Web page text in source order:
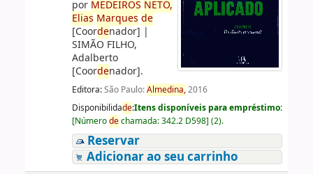
por MEDEIROS NETO,
Elias Marques de
[Coordenador] |
SIMÃO FILHO,
Adalberto
[Coordenador].
Editora:São Paulo:Almedina,2016
Disponibilidade:Itens disponíveis para empréstimo:
[Númerodechamada:342.2 D598] (2).
Reservar
Adicionar ao seu carrinho